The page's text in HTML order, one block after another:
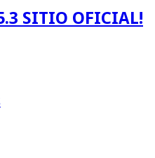
SITIO OFICIAL!